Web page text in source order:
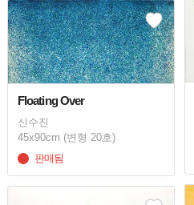
Floating Over
신수진
45x90cm (변형 20호)
판매됨